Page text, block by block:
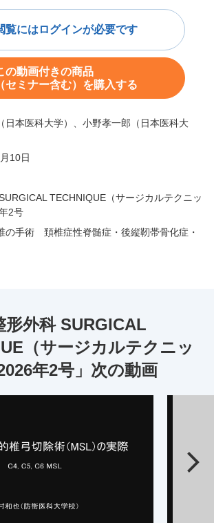
日本医科大学）、小野孝一郎（日本医科大
10日
TECHNIQUE（サージカルテクニッ
2号
の手術 頚椎症性脊髄症・後縦靭帯骨化症・
覧にはログインが必要です
の動画付きの商品
（セミナー含む）を購入する
形外科 SURGICAL
（サージカルテクニッ
年2号」次の動画